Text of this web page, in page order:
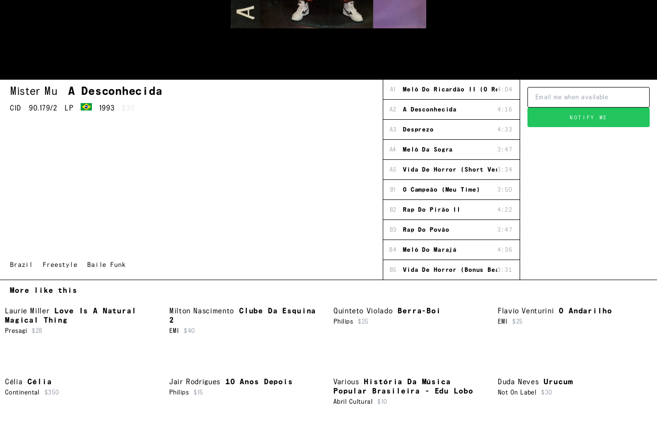
Mister Mu A Desconhecida
CID 90.179/2 LP 1993 $30
Brazil Freestyle Baile Funk
A1 Melô Do Ricardão II (O Retorno)
4:04
A2 A Desconhecida 4:16
A3 Desprezo 4:33
A4 Melô Da Sogra 3:47
A5 Vida De Horror (Short Version)
3:34
B1 O Campeão (Meu Time) 3:50
B2 Rap Do Pirão II 4:22
B3 Rap Do Povão 3:47
B4 Melô Do Marajá 4:36
B5 Vida De Horror (Bonus Beat)
3:31
NOTIFY ME
More like this
Laurie Miller
Love Is A Natural
Magical Thing
Presagi $28
Milton Nascimento
Clube Da Esquina
2
EMI $40
Quinteto Violado Berra-Boi
Philips $25
Flavio Venturini O Andarilho
EMI $25
Célia Célia
Continental $350
Jair Rodrigues 10 Anos Depois
Philips $15
Various
História Da Música
Popular Brasileira - Edu Lobo
Abril Cultural $10
Duda Neves Urucum
Not On Label $30